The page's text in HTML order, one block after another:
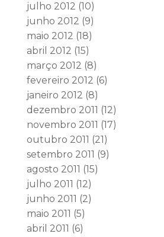
julho 2012 (10)
junho 2012 (9)
maio 2012 (18)
abril 2012 (15)
março 2012 (8)
fevereiro 2012 (6)
janeiro 2012 (8)
dezembro 2011 (12)
novembro 2011 (17)
outubro 2011 (21)
setembro 2011 (9)
agosto 2011 (15)
julho 2011 (12)
junho 2011 (2)
maio 2011 (5)
abril 2011 (6)